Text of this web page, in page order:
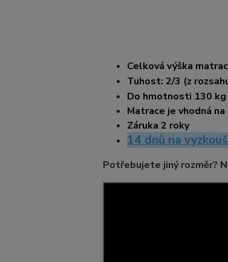
Celková výška
Tuhost: 2/3 (z
Do hmotnosti 130
Matrace je vhodná
Záruka 2 roky
14 dnů na
Potřebujete jiný rozměr?